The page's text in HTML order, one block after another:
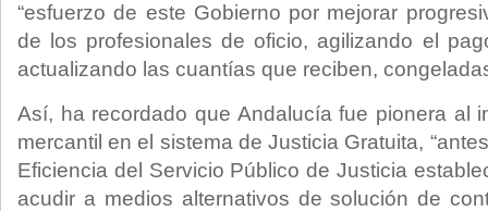
“esfuerzo de este Gobierno por mejorar
de los profesionales de oficio, agilizando el
actualizando las cuantías que reciben,
Así, ha recordado que Andalucía fue pionera al
mercantil en el sistema de Justicia Gratuita,
Eficiencia del Servicio Público de Justicia
acudir a medios alternativos de solución de